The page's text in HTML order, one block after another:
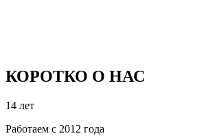
КОРОТКО О НАС
14 лет
Работаем с 2012 года